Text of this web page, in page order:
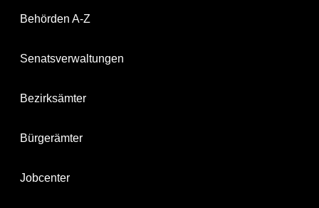
Behörden A-Z
Senatsverwaltungen
Bezirksämter
Bürgerämter
Jobcenter